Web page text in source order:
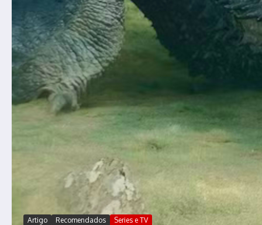
Artigo Recomendados Series e TV